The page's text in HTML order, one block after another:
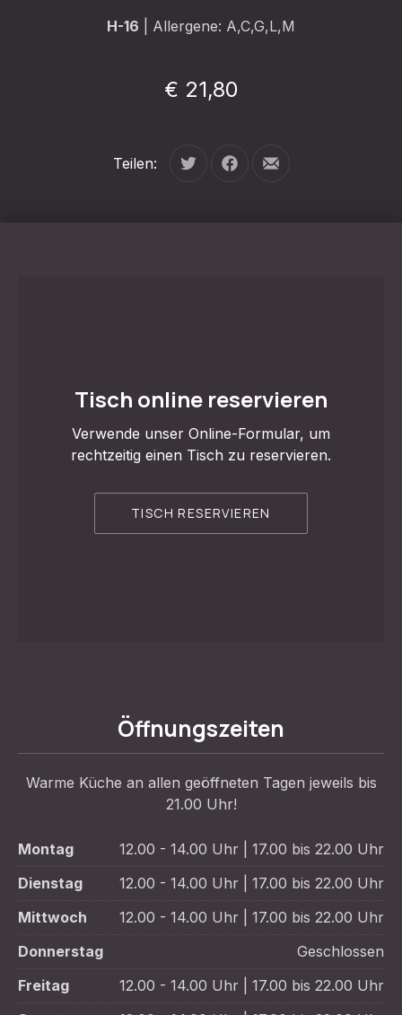
H-16 | Allergene: A,C,G,L,M
€ 21,80
Teilen: Tweet Auf Facebook teilen
Per E-Mail teilen
Tisch online reservieren
Verwende unser Online-Formular, um
rechtzeitig einen Tisch zu reservieren.
TISCH RESERVIEREN
Öffnungszeiten
Warme Küche an allen geöffneten Tagen jeweils bis
21.00 Uhr!
Montag
12.00 - 14.00 Uhr | 17.00 bis 22.00 Uhr
Dienstag
12.00 - 14.00 Uhr | 17.00 bis 22.00 Uhr
Mittwoch
12.00 - 14.00 Uhr | 17.00 bis 22.00 Uhr
Donnerstag
Geschlossen
Freitag
12.00 - 14.00 Uhr | 17.00 bis 22.00 Uhr